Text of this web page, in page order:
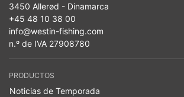
3450 Allerød - Dinamarca
+45 48 10 38 00
info@westin-fishing.com
n.º de IVA 27908780
PRODUCTOS
Noticias de Temporada